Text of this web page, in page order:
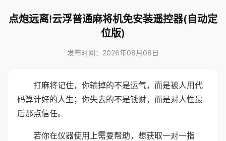
点炮远离!云浮普通麻将机免安装遥控器(自动定
位版)
发布时间：2026年08月08日
打麻将记住，你输掉的不是运气，而是被人用代
码算计好的人生；你失去的不是钱财，而是对人性最
后那点信任。
若你在仪器使用上需要帮助，想获取一对一指